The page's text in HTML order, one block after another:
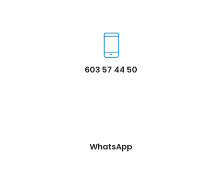
603 57 44 50
WhatsApp